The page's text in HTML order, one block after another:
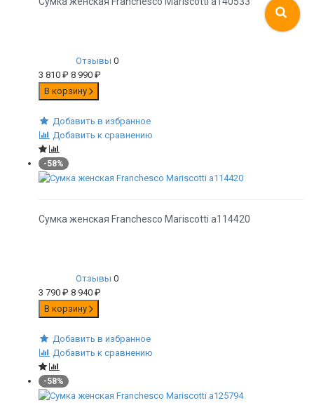
Отзывы 0
3 810 ₽ 8 990 ₽
В корзину
Добавить в избранное
Добавить к сравнению
-58%
Сумка женская Franchesco Mariscotti а114420
Отзывы 0
3 790 ₽ 8 940 ₽
В корзину
Добавить в избранное
Добавить к сравнению
-58%